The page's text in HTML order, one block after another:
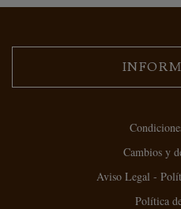
Cambios y
Aviso Legal -
Política